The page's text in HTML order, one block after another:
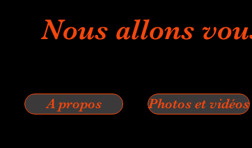
Nous allons
A propos Photos et vidéos